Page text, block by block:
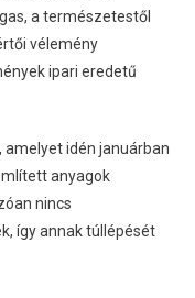
a természetestől
vélemény
ipari eredetű
idén januárban
anyagok
nincs
így annak túllépését